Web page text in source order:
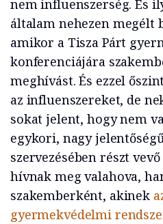
nem influenszerség. És
általam nehezen megélt
amikor a Tisza Párt
konferenciájára
meghívást. És ezzel
az influenszereket, de
sokat jelent, hogy nem
egykori, nagy
szervezésében részt
hívnak meg valahova,
szakemberként, akinek
gyermekvédelmi